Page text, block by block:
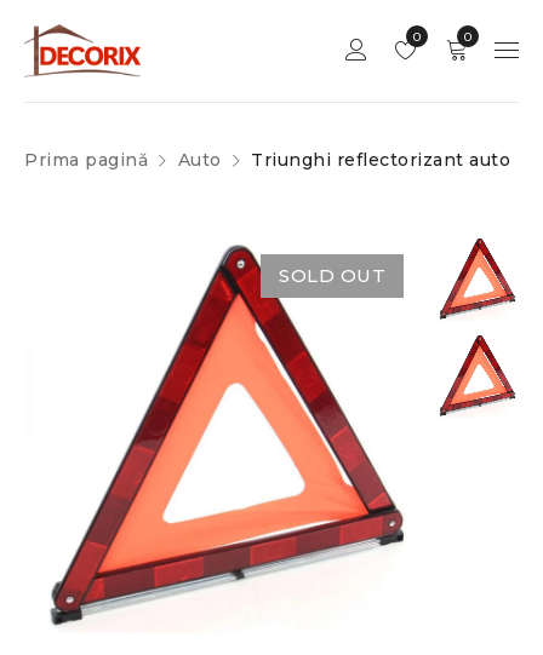
0
0
Prima pagină Auto Triunghi reflectorizant auto
SOLD OUT